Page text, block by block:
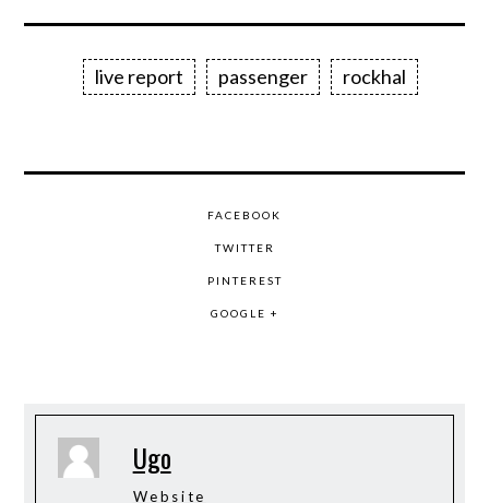
live report passenger rockhal
FACEBOOK
TWITTER
PINTEREST
GOOGLE +
Ugo
Website